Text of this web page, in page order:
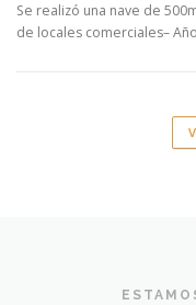
Se realizó una nave de
de locales comerciales–